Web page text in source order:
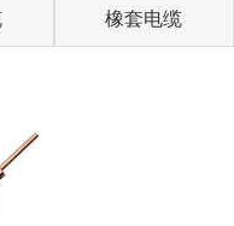
橡套电缆